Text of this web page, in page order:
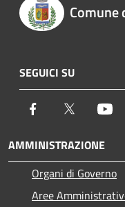
Comune
SEGUICI SU
Facebook Twitter
AMMINISTRAZIONE
Organi di Governo
Aree